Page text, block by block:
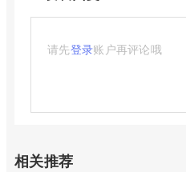
请先登录账户再评论哦
相关推荐